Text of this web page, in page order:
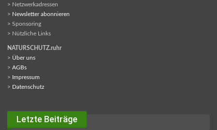
> Netzwerkadressen
> Newsletter abonnieren
> Sponsoring
> Nützliche Links
NATURSCHUTZ.ruhr
> Über uns
> AGBs
> Impressum
> Datenschutz
Letzte Beiträge